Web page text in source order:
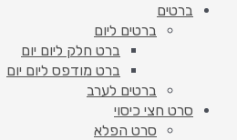
ברטים
ברטים ליום
ברט חלק ליום יום
ברט מודפס ליום יום
ברטים לערב
סרט חצי כיסוי
סרט הפלא